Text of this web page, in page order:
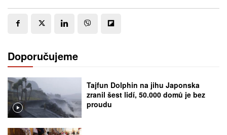
Doporučujeme
Tajfun Dolphin na jihu Japonska
zranil šest lidí, 50.000 domů je bez
proudu